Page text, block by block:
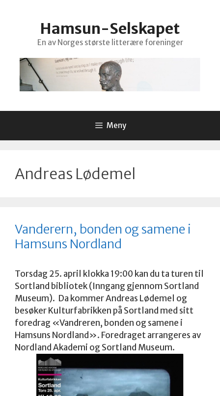
Hamsun-Selskapet
En av Norges største litterære foreninger
Meny
Andreas Lødemel
Vanderern, bonden og samene i
Hamsuns Nordland
Torsdag 25. april klokka 19:00 kan du ta turen til
Sortland bibliotek (Inngang gjennom Sortland
Museum). Da kommer Andreas Lødemel og
besøker Kulturfabrikken på Sortland med sitt
foredrag «Vandreren, bonden og samene i
Hamsuns Nordland». Foredraget arrangeres av
Nordland Akademi og Sortland Museum.